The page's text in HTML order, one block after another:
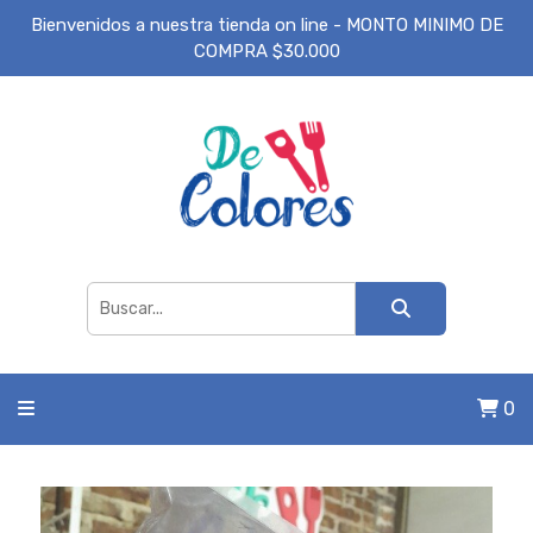
Bienvenidos a nuestra tienda on line - MONTO MINIMO DE
COMPRA $30.000
0